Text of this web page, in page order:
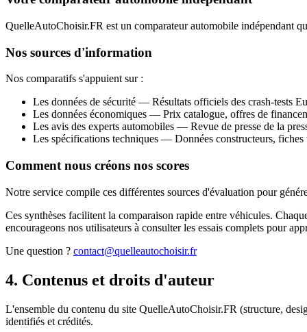
QuelleAutoChoisir.FR est un comparateur automobile indépendant
Nos sources d'information
Nos comparatifs s'appuient sur :
Les données de sécurité — Résultats officiels des crash-tests
Les données économiques — Prix catalogue, offres de
Les avis des experts automobiles — Revue de presse de la
Les spécifications techniques — Données constructeurs, fiches
Comment nous créons nos scores
Notre service compile ces différentes sources d'évaluation pour
Ces synthèses facilitent la comparaison rapide entre véhicules.
encourageons nos utilisateurs à consulter les essais complets pour
Une question ? contact@quelleautochoisir.fr
4. Contenus et droits d'auteur
L'ensemble du contenu du site QuelleAutoChoisir.FR (structure,
identifiés et crédités.